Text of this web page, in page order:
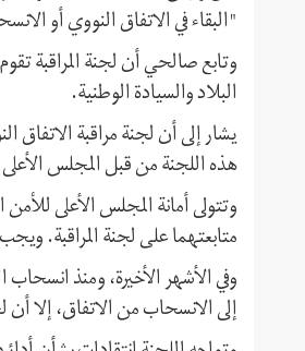
"البقاء في الاتفاق النووي أو
وتابع صالحي أن لجنة المراقبة
البلاد والسيادة الوطنية.
هذه اللجنة من قبل المجلس
وتتولى أمانة المجلس الأعلى
متابعتهما علی لجنة المراقبة.
وفي الأشهر الأخيرة، ومنذ
إلى الانسحاب من الاتفاق، إلا